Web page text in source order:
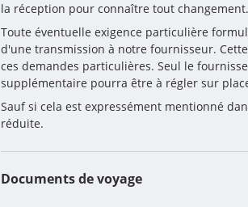
la réception pour connaître tout changement.
Toute éventuelle exigence particulière
d'une transmission à notre fournisseur.
ces demandes particulières. Seul le
supplémentaire pourra être à régler sur
Sauf si cela est expressément mentionné
réduite.
Documents de voyage